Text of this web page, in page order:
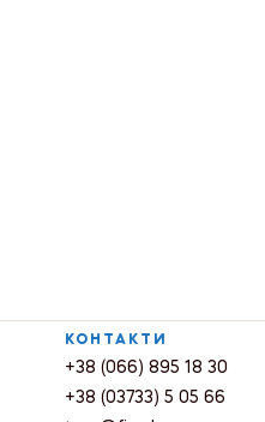
КОНТАКТИ
+38 (066) 895 18 30
+38 (03733) 5 05 66